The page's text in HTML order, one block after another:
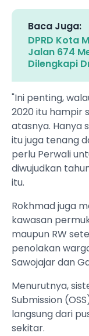
Baca Juga:
DPRD Kota
Jalan 674
Dilengkapi
"Ini penting,
2020 itu hampir
atasnya. Hanya
itu juga tenang
perlu Perwali
diwujudkan
itu.
Rokhmad juga
kawasan
maupun RW
penolakan
Sawojajar dan
Menurutnya,
Submission
langsung dari
sekitar.